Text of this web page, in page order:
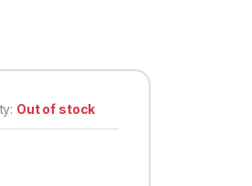
Out of stock